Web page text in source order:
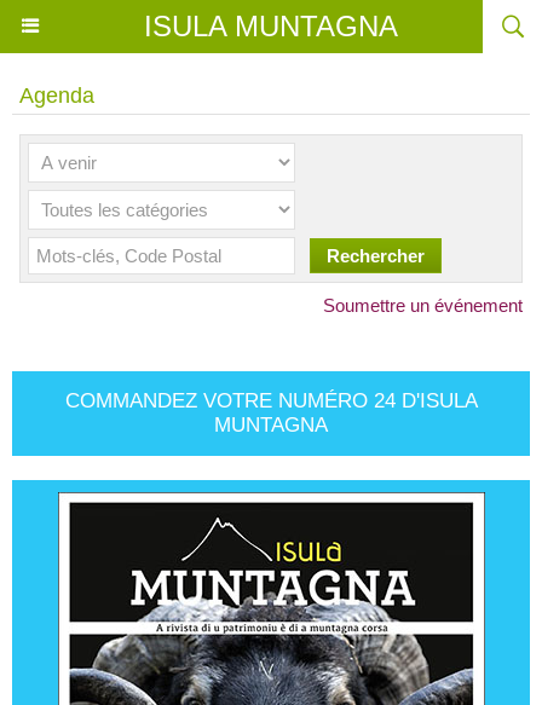
ISULA MUNTAGNA
Agenda
Soumettre un événement
COMMANDEZ VOTRE NUMÉRO 24 D'ISULA
MUNTAGNA